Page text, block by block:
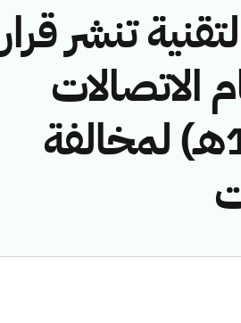
تنشر قرار
الاتصالات
رقم (4374256/ق/1443هـ) لمخالفة